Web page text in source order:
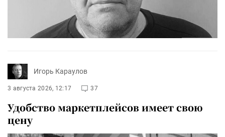
Игорь Караулов
3 августа 2026, 12:17 37
Удобство маркетплейсов имеет свою
цену